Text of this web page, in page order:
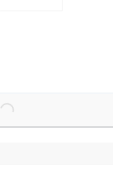
Loading...